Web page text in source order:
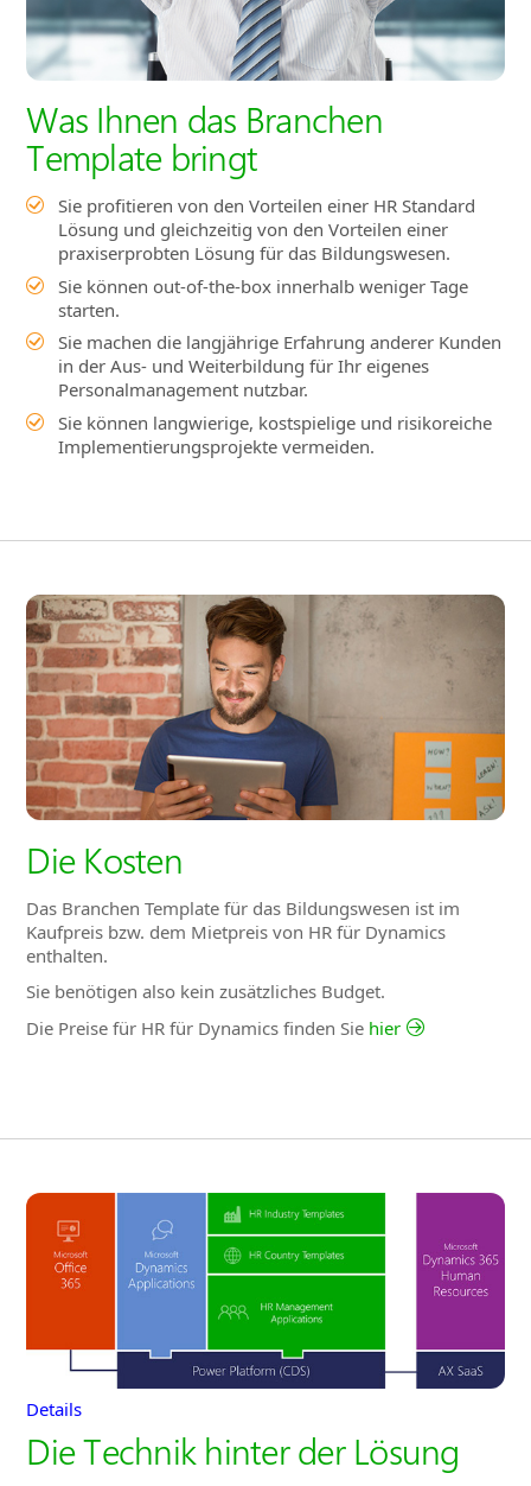
Was Ihnen das Branchen
Template bringt
Sie profitieren von den Vorteilen einer HR Standard
Lösung und gleichzeitig von den Vorteilen einer
praxiserprobten Lösung für das Bildungswesen.
Sie können out-of-the-box innerhalb weniger Tage
starten.
Sie machen die langjährige Erfahrung anderer Kunden
in der Aus- und Weiterbildung für Ihr eigenes
Personalmanagement nutzbar.
Sie können langwierige, kostspielige und risikoreiche
Implementierungsprojekte vermeiden.
Die Kosten
Das Branchen Template für das Bildungswesen ist im
Kaufpreis bzw. dem Mietpreis von HR für Dynamics
enthalten.
Sie benötigen also kein zusätzliches Budget.
Die Preise für HR für Dynamics finden Sie hier
Details
Die Technik hinter der Lösung